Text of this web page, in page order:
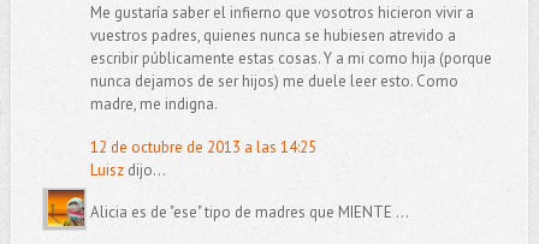
Me gustaría saber el infierno que vosotros hicieron vivir a
vuestros padres, quienes nunca se hubiesen atrevido a
escribir públicamente estas cosas. Y a mi como hija (porque
nunca dejamos de ser hijos) me duele leer esto. Como
madre, me indigna.
12 de octubre de 2013 a las 14:25
Luiszdijo...
Alicia es de "ese" tipo de madres que MIENTE ...